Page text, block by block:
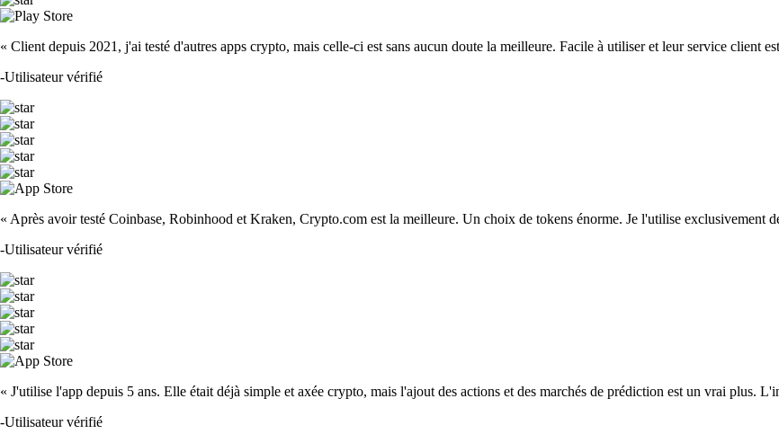
« Client depuis 2021, j'ai testé d'autres apps crypto, mais celle-ci est sans aucun doute la meilleure. Facile à utiliser et leur service client
-Utilisateur vérifié
« Après avoir testé Coinbase, Robinhood et Kraken, Crypto.com est la meilleure. Un choix de tokens énorme. Je l'utilise exclusivement
-Utilisateur vérifié
« J'utilise l'app depuis 5 ans. Elle était déjà simple et axée crypto, mais l'ajout des actions et des marchés de prédiction est un vrai plus.
-Utilisateur vérifié